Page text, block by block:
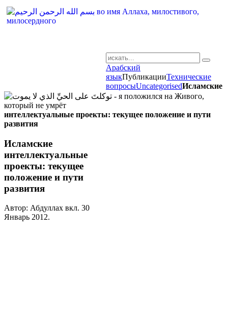
Арабский
языкПубликацииТехнические
вопросыUncategorisedИсламские
интеллектуальные проекты: текущее положение и пути
развития
Исламские
интеллектуальные
проекты: текущее
положение и пути
развития
Автор: Абдуллах вкл. 30
Январь 2012.